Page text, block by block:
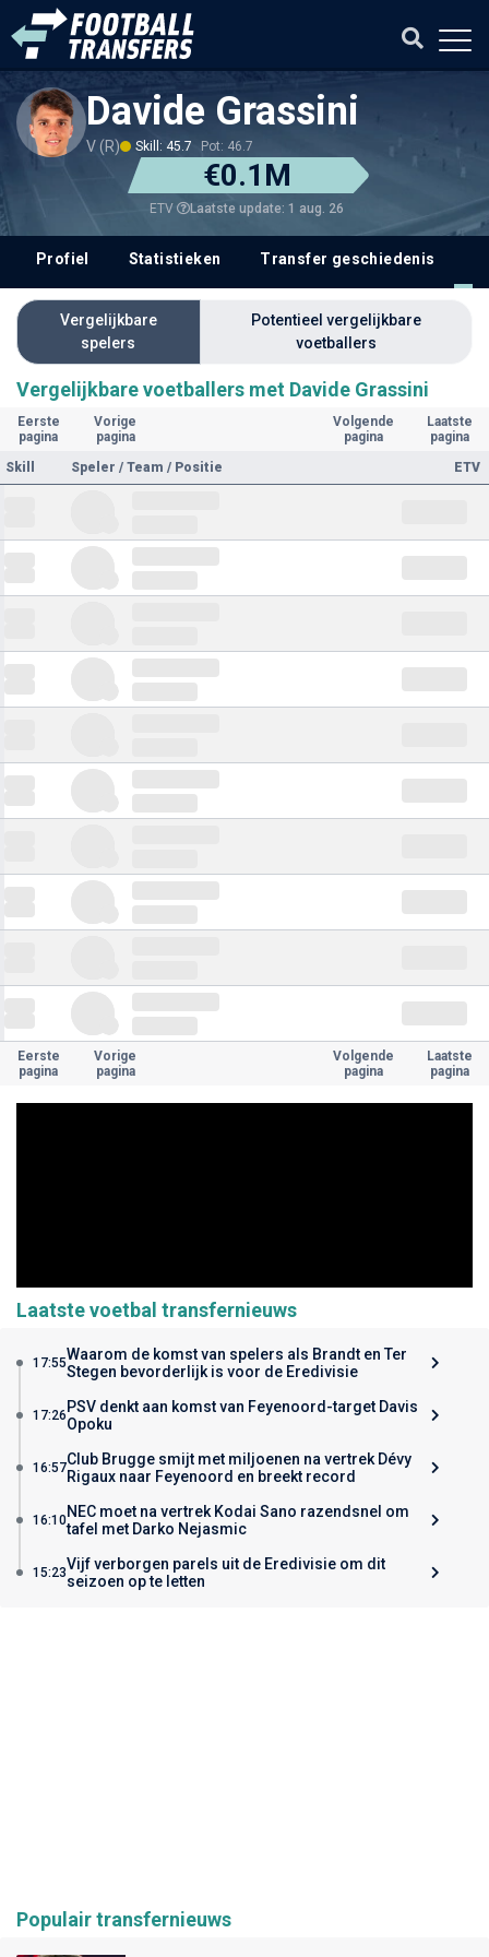
Davide Grassini
V (R) Skill: 45.7 Pot: 46.7
€0.1M
ETV Laatste update: 1 aug. 26
Profiel Statistieken Transfer geschiedenis
Vergelijkbare
spelers
Potentieel vergelijkbare
voetballers
Vergelijkbare voetballers met Davide Grassini
Eerste
pagina
Vorige
pagina
Volgende
pagina
Laatste
pagina
Skill
Speler / Team / Positie ETV
Eerste
pagina
Vorige
pagina
Volgende
pagina
Laatste
pagina
Laatste voetbal transfernieuws
17:55Waarom de komst van spelers als Brandt en Ter
Stegen bevorderlijk is voor de Eredivisie
17:26 PSV denkt aan komst van Feyenoord-target Davis
Opoku
16:57Club Brugge smijt met miljoenen na vertrek Dévy
Rigaux naar Feyenoord en breekt record
16:10NEC moet na vertrek Kodai Sano razendsnel om
tafel met Darko Nejasmic
15:23Vijf verborgen parels uit de Eredivisie om dit
seizoen op te letten
Populair transfernieuws